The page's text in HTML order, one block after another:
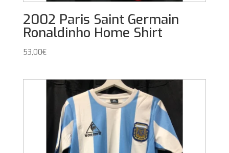
2002 Paris Saint Germain
Ronaldinho Home Shirt
53,00€